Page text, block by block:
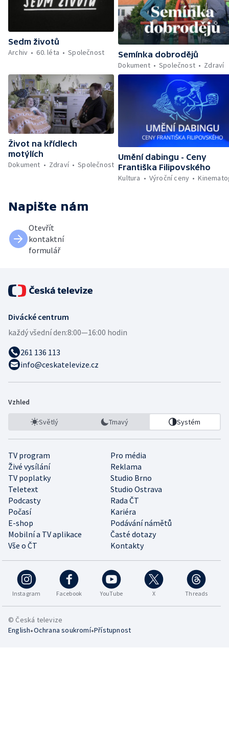
Sedm životů
Archiv
60. léta Společnost
Semínka dobrodějů
Dokument
Společnost Zdraví
Život na křídlech
motýlích
Dokument
Zdraví Společnost
Umění dabingu - Ceny
Františka Filipovského
Kultura
Výroční ceny
Napište nám
Otevřít
kontaktní
formulář
Divácké centrum
každý všední den:8:00—16:00 hodin
261 136 113
info@ceskatelevize.cz
Vzhled
Světlý Tmavý Systém
TV program
Pro média
Živé vysílání
Reklama
TV poplatky
Studio Brno
Teletext
Studio Ostrava
Podcasty
Rada ČT
Počasí
Kariéra
E-shop
Podávání námětů
Mobilní a TV aplikace
Časté dotazy
Vše o ČT
Kontakty
Instagram Facebook YouTube X Threads
© Česká televize
English•Ochrana soukromí•Přístupnost